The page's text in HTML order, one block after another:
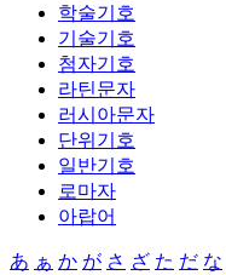
학술기호
기술기호
첨자기호
라틴문자
러시아문자
단위기호
일반기호
로마자
아랍어
あ ぁ か が さ ざ た だ な